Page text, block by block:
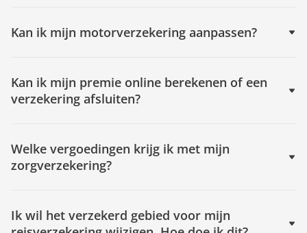
Kan ik mijn motorverzekering aanpassen?
Kan ik mijn premie online berekenen of een
verzekering afsluiten?
Welke vergoedingen krijg ik met mijn
zorgverzekering?
Ik wil het verzekerd gebied voor mijn